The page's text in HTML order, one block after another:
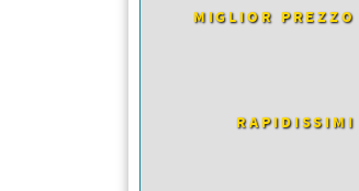
DORSALI TARGHE
MIGLIOR PREZZO
RAPIDISSIMI